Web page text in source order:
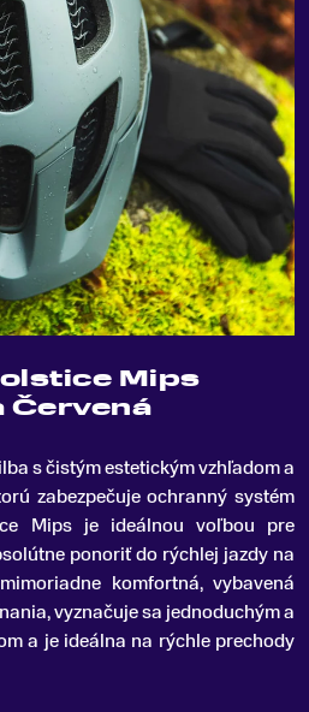
Mips
Červená
s čistým estetickým vzhľadom a
zabezpečuje ochranný systém
Mips je ideálnou voľbou pre
ponoriť do rýchlej jazdy na
komfortná, vybavená
vyznačuje sa jednoduchým a
a je ideálna na rýchle prechody